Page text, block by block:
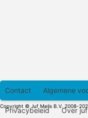
Contact Algemene
Privacybeleid Over
Copyright © Juf Melis B.V. 2008-